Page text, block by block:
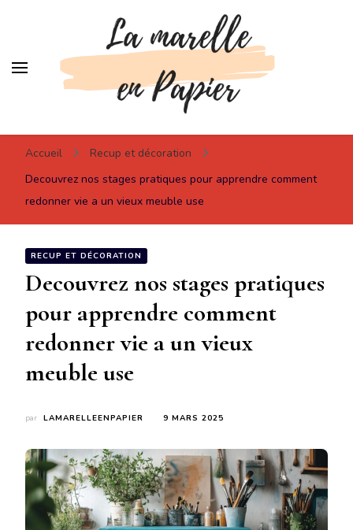
Lamarelleenpapier
Pour votre inspiration !
Accueil
Recup et décoration
Decouvrez nos stages pratiques pour apprendre comment
redonner vie a un vieux meuble use
RECUP ET DÉCORATION
Decouvrez nos stages pratiques
pour apprendre comment
redonner vie a un vieux
meuble use
par LAMARELLEENPAPIER 9 MARS 2025